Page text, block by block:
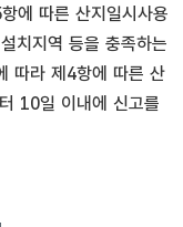
에 따른 산지일시사용
치지역 등을 충족하는
따라 제4항에 따른 산
10일 이내에 신고를